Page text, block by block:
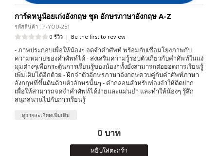
การ์ดหนูน้อยเก่งอังกฤษ ชุด อักษรภาษาอังกฤษ A-Z
รหัสสินค้า : P-YOU-251
0 รีวิว | Be the first to review
- ภาพประกอบเพื่อให้น้องๆ จดจำคำศัพท์ พร้อมกับเชื่อมโยงภาพกับ
ความหมายของคำศัพท์ได้ - ส่งเสริมความรู้รอบตัวเกี่ยวกับคำศัพท์ในแง่
มุมต่างๆเพื่อกระตุ้นการเรียนรู้ของน้องๆทั้งยังสามารถต่อยอดการเรียนรู้
เพิ่มเติมได้อีกด้วย - ฝึกจำตัวอักษรภาษาอังกฤษควบคู่กับคำศัพท์ภาษา
อังกฤษที่ขึ้นต้นด้วยตัวอักษรนั้นๆ - คำกลอนสำหรับท่องจำให้ติดปาก
เพื่อให้สามารถจดจำคำศัพท์ได้ง่ายและแม่นยำ และทำให้น้องๆ รู้สึก
สนุกสนานไปกับการเรียนรู้
ดูรายละเอียดเพิ่มเติม
0 บาท
หยิบใส่ตะกร้า